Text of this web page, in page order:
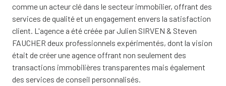
comme un acteur clé dans le secteur immobilier, offrant des
services de qualité et un engagement envers la satisfaction
client. L'agence a été créée par Julien SIRVEN & Steven
FAUCHER deux professionnels expérimentés, dont la vision
était de créer une agence offrant non seulement des
transactions immobilières transparentes mais également
des services de conseil personnalisés.